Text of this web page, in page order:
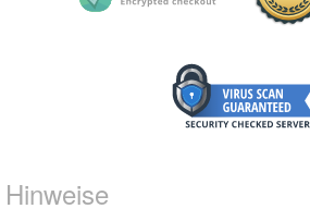
Hinweise